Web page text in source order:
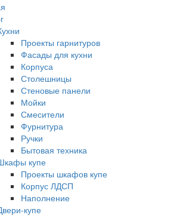
Проекты гарнитуров
Фасады для кухни
Корпуса
Столешницы
Стеновые панели
Мойки
Смесители
Фурнитура
Ручки
Бытовая техника
купе
Проекты шкафов купе
Корпус ЛДСП
Наполнение
купе